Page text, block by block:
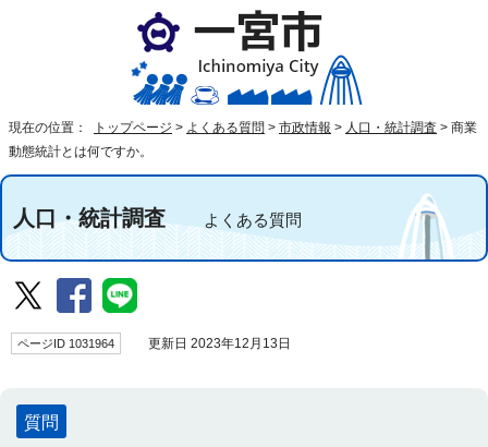
現在の位置： トップページ > よくある質問 > 市政情報 > 人口・統計調査 > 商業
動態統計とは何ですか。
人口・統計調査 よくある質問
ページID 1031964 更新日 2023年12月13日
質問